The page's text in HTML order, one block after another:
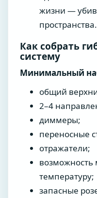
жизни —
пространства.
Как собрать
систему
Минимальный
общий
2–4
диммеры;
переносные
отражатели;
возможность
температуру;
запасные